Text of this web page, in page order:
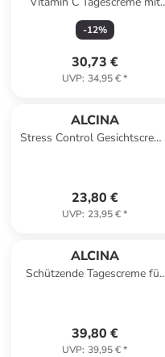
erfrischender Wirkung 50 ml
-12%
30,73 €
UVP: 34,95 €*
ALCINA
Stress Control Gesichtscreme
23,80 €
UVP: 23,95 €*
ALCINA
Schützende Tagescreme für
39,80 €
UVP: 39,95 €*